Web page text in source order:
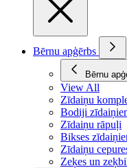
Bērnu apģērbs
Bērnu
View All
Zīdaiņu
Bodiji
Zīdaiņu rāpuļi
Bikses
Zīdaiņu
Zeķes un